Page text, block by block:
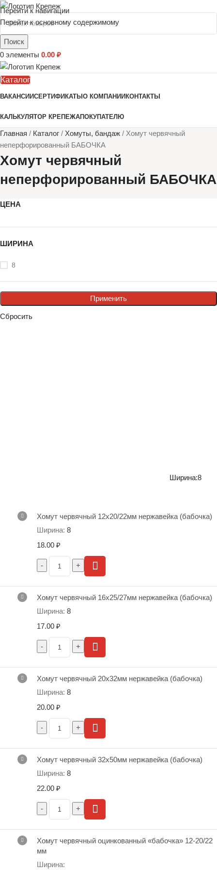
Перейти к навигации
Перейти к основному содержимому
Поиск
0 элементы 0.00 ₽
Каталог
ВАКАНСИИСЕРТИФИКАТЫ О КОМПАНИИ КОНТАКТЫ
КАЛЬКУЛЯТОР КРЕПЕЖАПОКУПАТЕЛЮ
Главная / Каталог / Хомуты, бандаж / Хомут червячный
неперфорированный БАБОЧКА
Хомут червячный
неперфорированный БАБОЧКА
ЦЕНА
ШИРИНА
8
Применить
Сбросить
Ширина:8
Хомут червячный 12х20/22мм нержавейка (бабочка)
8
18.00 ₽
Хомут червячный 16х25/27мм нержавейка (бабочка)
8
17.00 ₽
Хомут червячный 20х32мм нержавейка (бабочка)
8
20.00 ₽
Хомут червячный 32х50мм нержавейка (бабочка)
8
22.00 ₽
Хомут червячный оцинкованный «бабочка» 12-20/22
мм